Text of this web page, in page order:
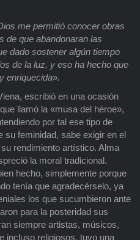
me permitió conocer obras
de que abandonaran las
dado sostener algún tiempo
de la luz, y eso ha hecho que
enriquecida».
escribió en una ocasión
llamó la «musa del héroe»,
por tal ese tipo de
su feminidad, sabe exigir en el
rendimiento artístico. Alma
la moral tradicional.
hecho, simplemente porque
tenía que agradecérselo, ya
los que sucumbieron ante
para la posteridad sus
siempre artistas, músicos,
incluso religiosos, tuvo una